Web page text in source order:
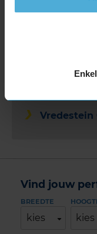
Vredestein
Vredestein
Vredestein
Vind jouw
BREEDTE
kies kies